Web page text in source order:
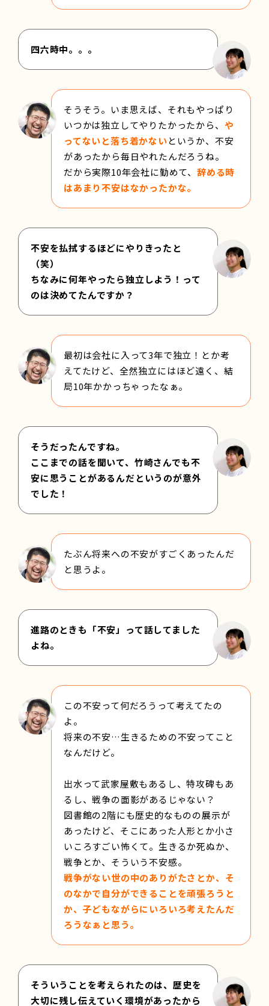
四六時中。。。
そうそう。いま思えば、それもやっぱり
いつかは独立してやりたかったから、 や
ってないと落ち着かないというか、不安
があったから毎日やれたんだろうね。
だから実際10年会社に勤めて、 辞める時
はあまり不安はなかったかな。
不安を払拭するほどにやりきったと
（笑）
ちなみに何年やったら独立しよう！って
のは決めてたんですか？
最初は会社に入って3年で独立！とか考
えてたけど、全然独立にはほど遠く、結
局10年かかっちゃったなぁ。
そうだったんですね。
ここまでの話を聞いて、竹崎さんでも不
安に思うことがあるんだというのが意外
でした！
たぶん将来への不安がすごくあったんだ
と思うよ。
進路のときも「不安」って話してました
よね。
この不安って何だろうって考えてたの
よ。
将来の不安…生きるための不安ってこと
なんだけど。
出水って武家屋敷もあるし、特攻碑もあ
るし、戦争の面影があるじゃない？
図書館の2階にも歴史的なものの展示が
あったけど、そこにあった人形とか小さ
いころすごい怖くて。生きるか死ぬか、
戦争とか、そういう不安感。
戦争がない世の中のありがたさとか、そ
のなかで自分ができることを頑張ろうと
か、子どもながらにいろいろ考えたんだ
ろうなぁと思う。
そういうことを考えられたのは、歴史を
大切に残し伝えていく環境があったから